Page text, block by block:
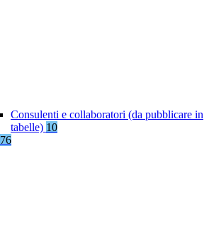
Consulenti e collaboratori (da pubblicare in
tabelle) 10
76